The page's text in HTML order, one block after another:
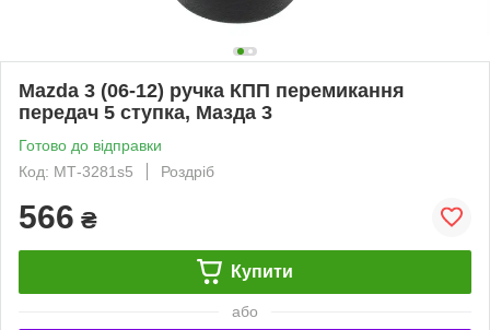
Mazda 3 (06-12) ручка КПП перемикання
передач 5 ступка, Мазда 3
Готово до відправки
Код: МТ-3281s5
Роздріб
566 ₴
Купити
або